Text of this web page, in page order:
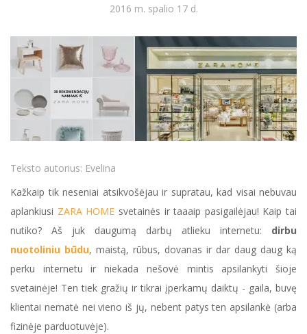
2016 m. spalio 17 d.
Teksto autorius: Evelina
Kažkaip tik neseniai atsikvošėjau ir supratau, kad visai nebuvau
aplankiusi ZARA HOME svetainės ir taaaip pasigailėjau! Kaip tai
nutiko? Aš juk daugumą darbų atlieku internetu: dirbu
nuotoliniu būdu, maistą, rūbus, dovanas ir dar daug daug ką
perku internetu ir niekada nešovė mintis apsilankyti šioje
svetainėje! Ten tiek gražių ir tikrai įperkamų daiktų - gaila, buvę
klientai nematė nei vieno iš jų, nebent patys ten apsilankė (arba
fizinėje parduotuvėje).